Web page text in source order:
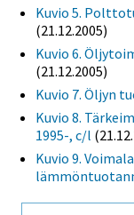
Kuvio 5.
(21.12.2005)
Kuvio 6.
(21.12.2005)
Kuvio 7. Öljyn
Kuvio 8.
1995-, c/l
Kuvio 9.